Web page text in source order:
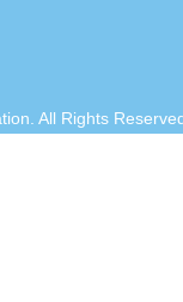
All Rights